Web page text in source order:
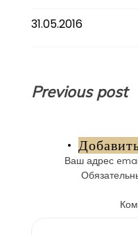
31.05.2016
Навигация
записям
Previous post
Ваш адрес